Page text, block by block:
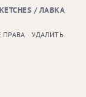
/ ЛАВКА
ПРАВА ·УДАЛИТЬ